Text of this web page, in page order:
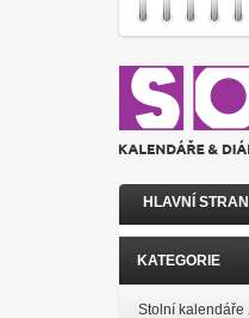
KATEGORIE
Stolní kalendáře
HLAVNÍ